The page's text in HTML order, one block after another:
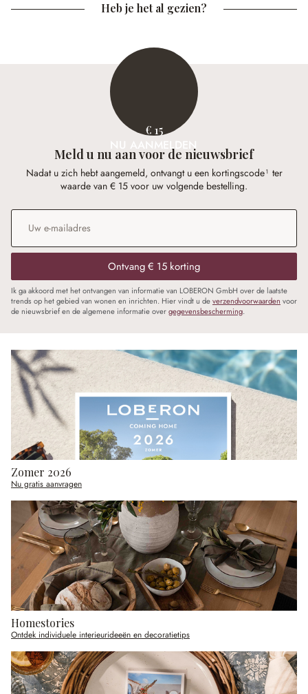
Heb je het al gezien?
€ 15
NU AANMELDEN
Meld u nu aan voor de nieuwsbrief
Nadat u zich hebt aangemeld, ontvangt u een kortingscode¹ ter
waarde van € 15 voor uw volgende bestelling.
E-mailadres
Ontvang € 15 korting
Ik ga akkoord met het ontvangen van informatie van LOBERON GmbH over de laatste
trends op het gebied van wonen en inrichten. Hier vindt u deverzendvoorwaarden voor
de nieuwsbrief en de algemene informatie overgegevensbescherming.
Zomer 2026
Nu gratis aanvragen
Homestories
Ontdek individuele interieurideeën en decoratietips